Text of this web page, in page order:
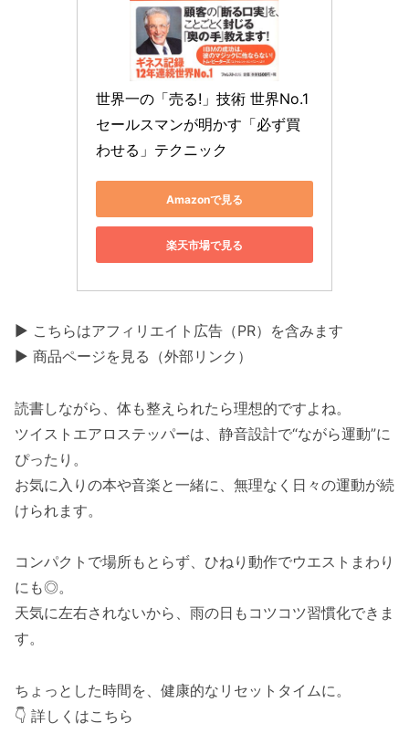
世界一の「売る!」技術 世界No.1
セールスマンが明かす「必ず買
わせる」テクニック
Amazonで見る
楽天市場で見る
▶ こちらはアフィリエイト広告（PR）を含みます
▶ 商品ページを見る（外部リンク）
読書しながら、体も整えられたら理想的ですよね。
ツイストエアロステッパーは、静音設計で“ながら運動”に
ぴったり。
お気に入りの本や音楽と一緒に、無理なく日々の運動が続
けられます。
コンパクトで場所もとらず、ひねり動作でウエストまわり
にも◎。
天気に左右されないから、雨の日もコツコツ習慣化できま
す。
ちょっとした時間を、健康的なリセットタイムに。
👇 詳しくはこちら